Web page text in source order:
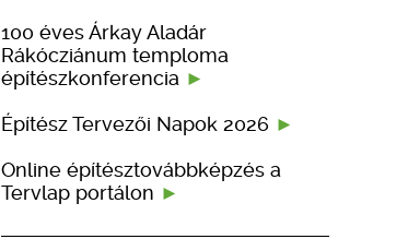
100 éves Árkay Aladár
Rákócziánum temploma
építészkonferencia
Építész Tervezői Napok 2026
Online építésztovábbképzés a
Tervlap portálon